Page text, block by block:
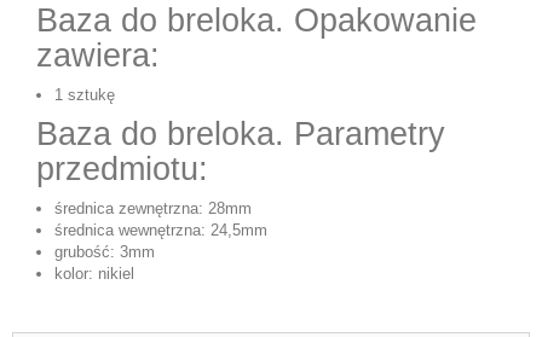
Baza do breloka. Opakowanie
zawiera:
1 sztukę
Baza do breloka. Parametry
przedmiotu:
średnica zewnętrzna: 28mm
średnica wewnętrzna: 24,5mm
grubość: 3mm
kolor: nikiel